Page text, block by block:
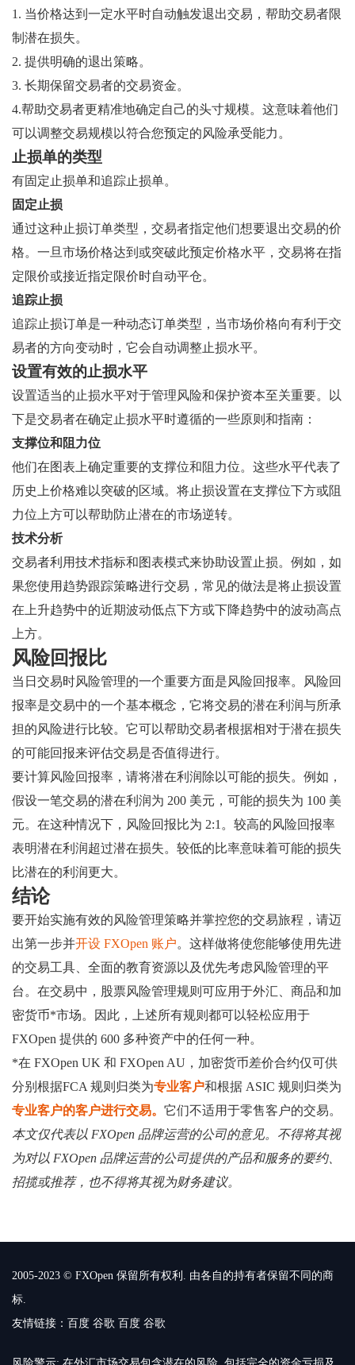
1. 当价格达到一定水平时自动触发退出交易，帮助交易者限
制潜在损失。
2. 提供明确的退出策略。
3. 长期保留交易者的交易资金。
4.帮助交易者更精准地确定自己的头寸规模。这意味着他们
可以调整交易规模以符合您预定的风险承受能力。
止损单的类型
有固定止损单和追踪止损单。
固定止损
通过这种止损订单类型，交易者指定他们想要退出交易的价
格。一旦市场价格达到或突破此预定价格水平，交易将在指
定限价或接近指定限价时自动平仓。
追踪止损
追踪止损订单是一种动态订单类型，当市场价格向有利于交
易者的方向变动时，它会自动调整止损水平。
设置有效的止损水平
设置适当的止损水平对于管理风险和保护资本至关重要。以
下是交易者在确定止损水平时遵循的一些原则和指南：
支撑位和阻力位
他们在图表上确定重要的支撑位和阻力位。这些水平代表了
历史上价格难以突破的区域。将止损设置在支撑位下方或阻
力位上方可以帮助防止潜在的市场逆转。
技术分析
交易者利用技术指标和图表模式来协助设置止损。例如，如
果您使用趋势跟踪策略进行交易，常见的做法是将止损设置
在上升趋势中的近期波动低点下方或下降趋势中的波动高点
上方。
风险回报比
当日交易时风险管理的一个重要方面是风险回报率。风险回
报率是交易中的一个基本概念，它将交易的潜在利润与所承
担的风险进行比较。它可以帮助交易者根据相对于潜在损失
的可能回报来评估交易是否值得进行。
要计算风险回报率，请将潜在利润除以可能的损失。例如，
假设一笔交易的潜在利润为 200 美元，可能的损失为 100 美
元。在这种情况下，风险回报比为 2:1。较高的风险回报率
表明潜在利润超过潜在损失。较低的比率意味着可能的损失
比潜在的利润更大。
结论
要开始实施有效的风险管理策略并掌控您的交易旅程，请迈
出第一步并开设 FXOpen 账户。这样做将使您能够使用先进
的交易工具、全面的教育资源以及优先考虑风险管理的平
台。在交易中，股票风险管理规则可应用于外汇、商品和加
密货币*市场。因此，上述所有规则都可以轻松应用于
FXOpen 提供的 600 多种资产中的任何一种。
*在 FXOpen UK 和 FXOpen AU，加密货币差价合约仅可供
分别根据FCA 规则归类为专业客户和根据 ASIC 规则归类为
专业客户的客户进行交易。 它们不适用于零售客户的交易。
本文仅代表以 FXOpen 品牌运营的公司的意见。不得将其视
为对以 FXOpen 品牌运营的公司提供的产品和服务的要约、
招揽或推荐，也不得将其视为财务建议。
2005-2023 © FXOpen 保留所有权利. 由各自的持有者保留不同的商
标.
友情链接： 百度 谷歌 百度 谷歌